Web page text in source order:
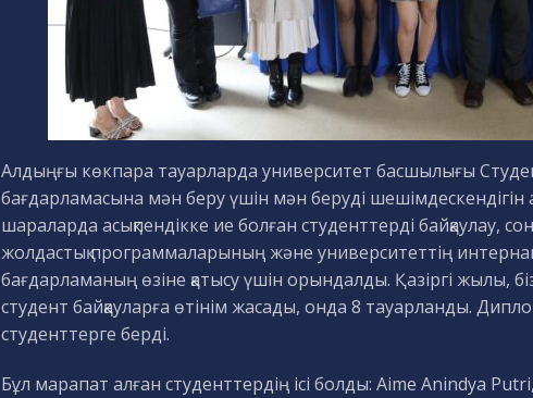
Алдыңғы көкпара тауарларда университет басшылығы
бағдарламасына мән беру үшін мән беруді шешімдескендігін
шараларда асықпендікке ие болған студенттерді байқаулау,
жолдастық программаларының және университеттің
бағдарламаның өзіне қатысу үшін орындалды. Қазіргі жылы,
студент байқауларға өтінім жасады, онда 8 тауарланды.
студенттерге берді.
Бұл марапат алған студенттердің ісі болды: Aime Anindya